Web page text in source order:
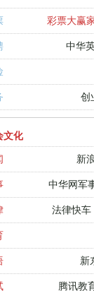
彩票大赢
中华
创
文化
新
中华网军
法律快车
新
腾讯教